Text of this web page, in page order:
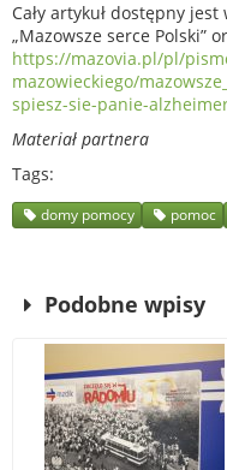
Cały artykuł dostępny
„Mazowsze serce Polski”
https://mazovia.pl/pl/
mazowieckiego/
spiesz-sie-panie-
Materiał partnera
Tags
domy pomocy pomoc
Podobne wpisy